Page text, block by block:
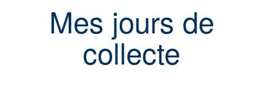
Mes jours de
collecte